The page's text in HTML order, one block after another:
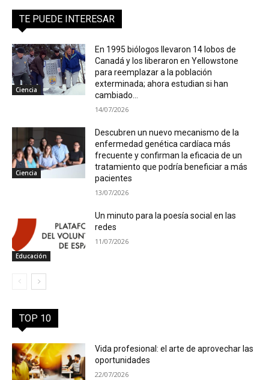
TE PUEDE INTERESAR
Ciencia
En 1995 biólogos llevaron 14 lobos de
Canadá y los liberaron en Yellowstone
para reemplazar a la población
exterminada; ahora estudian si han
cambiado...
14/07/2026
Ciencia
Descubren un nuevo mecanismo de la
enfermedad genética cardíaca más
frecuente y confirman la eficacia de un
tratamiento que podría beneficiar a más
pacientes
13/07/2026
Educación
Un minuto para la poesía social en las
redes
11/07/2026
TOP 10
Vida profesional: el arte de aprovechar las
oportunidades
22/07/2026